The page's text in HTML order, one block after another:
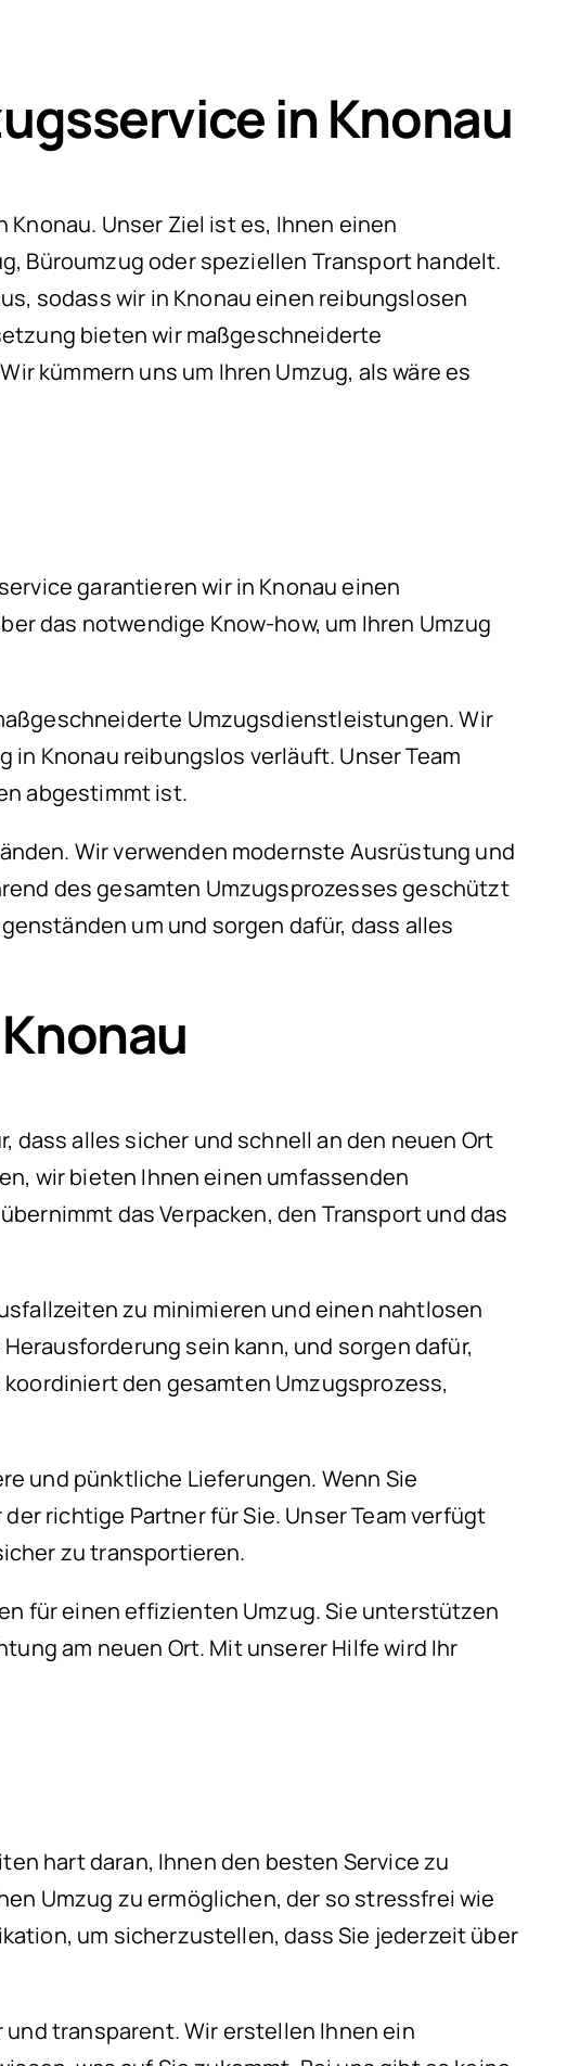
in Knonau
Unser Ziel ist es, Ihnen einen
Büroumzug oder speziellen Transport handelt.
sodass wir in Knonau einen reibungslosen
bieten wir maßgeschneiderte
kümmern uns um Ihren Umzug, als wäre es
garantieren wir in Knonau einen
das notwendige Know-how, um Ihren Umzug
Umzugsdienstleistungen. Wir
Knonau reibungslos verläuft. Unser Team
abgestimmt ist.
Wir verwenden modernste Ausrüstung und
des gesamten Umzugsprozesses geschützt
um und sorgen dafür, dass alles
dass alles sicher und schnell an den neuen Ort
wir bieten Ihnen einen umfassenden
das Verpacken, den Transport und das
zu minimieren und einen nahtlosen
sein kann, und sorgen dafür,
den gesamten Umzugsprozess,
und pünktliche Lieferungen. Wenn Sie
richtige Partner für Sie. Unser Team verfügt
zu transportieren.
für einen effizienten Umzug. Sie unterstützen
am neuen Ort. Mit unserer Hilfe wird Ihr
hart daran, Ihnen den besten Service zu
Umzug zu ermöglichen, der so stressfrei wie
um sicherzustellen, dass Sie jederzeit über
transparent. Wir erstellen Ihnen ein